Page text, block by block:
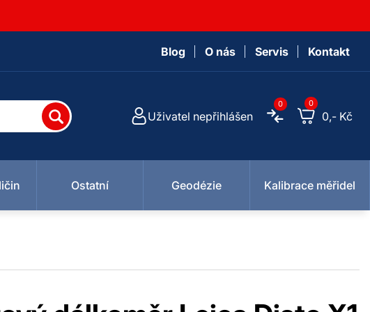
Blog O nás Servis Kontakt
Uživatel nepřihlášen
0 0
0,- Kč
Ostatní Geodézie Kalibrace měřidel